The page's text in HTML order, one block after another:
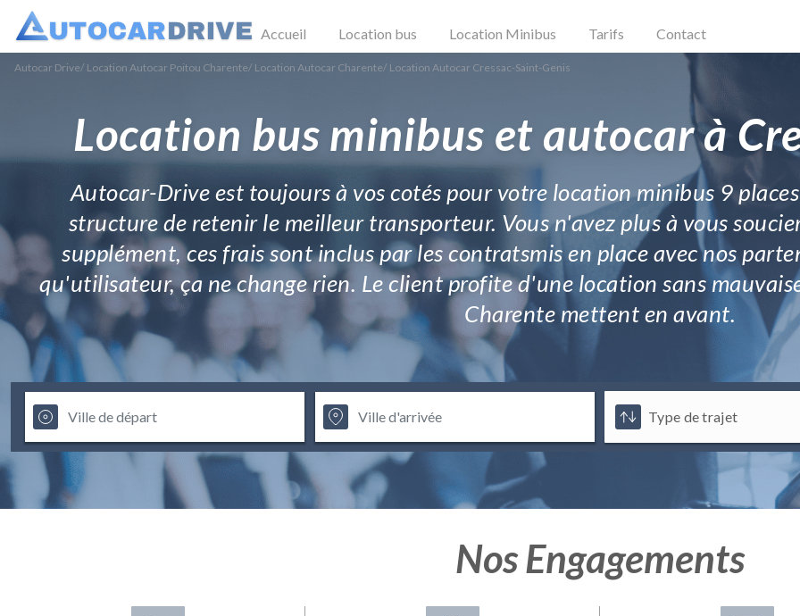
Accueil Location bus Location Minibus Tarifs Contact
Autocar Drive/ Location Autocar Poitou Charente/ Location Autocar Charente/ Location Autocar Cressac-Saint-Genis
Location bus minibus et autocar à
Autocar-Drive est toujours à vos cotés pour votre location minibus 9
structure de retenir le meilleur transporteur. Vous n'avez plus à vous
supplément, ces frais sont inclus par les contratsmis en place avec nos
qu'utilisateur, ça ne change rien. Le client profite d'une location sans
Charente mettent en avant.
Nos Engagements